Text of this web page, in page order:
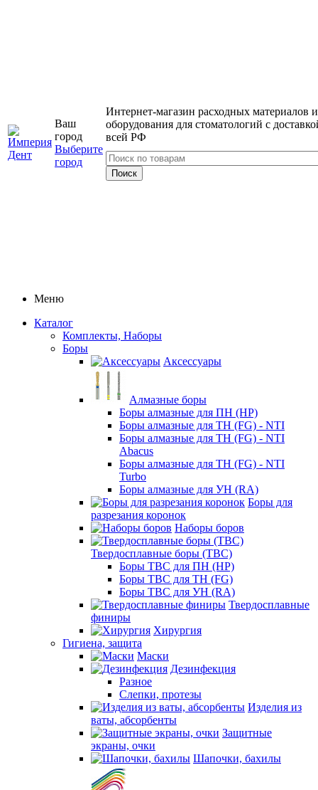
Ваш
город
Выберите
город
Интернет-магазин расходных материалов и
оборудования для стоматологий с
всей РФ
Меню
Каталог
Комплекты, Наборы
Боры
Аксессуары
Алмазные боры
Боры алмазные для ПН (HP)
Боры алмазные для ТН (FG) - NTI
Боры алмазные для ТН (FG) - NTI
Abacus
Боры алмазные для ТН (FG) - NTI
Turbo
Боры алмазные для УН (RA)
Боры для
разрезания коронок
Наборы боров
Твердосплавные боры (ТВС)
Боры ТВС для ПН (HP)
Боры ТВС для ТН (FG)
Боры ТВС для УН (RA)
Твердосплавные
финиры
Хирургия
Гигиена, защита
Маски
Дезинфекция
Разное
Слепки, протезы
Изделия из
ваты, абсорбенты
Защитные
экраны, очки
Шапочки, бахилы